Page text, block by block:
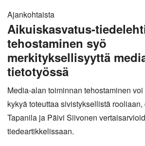
Ajankohtaista
Aikuiskasvatus-
tehostaminen syö
merkityksellisyyttä
tietotyössä
Media-alan toiminnan tehostaminen
kykyä toteuttaa sivistyksellistä
Tapanila ja Päivi Siivonen
tiedeartikkelissaan.